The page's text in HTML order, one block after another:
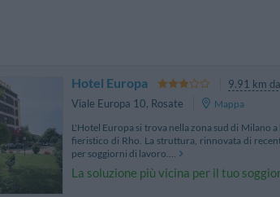
Hotel Europa
9.91 km
Viale Europa 10, Rosate
Mappa
L'Hotel Europa si trova nella zona sud di Milano
fieristico di Rho. La struttura, rinnovata di
per soggiorni di lavoro....
La soluzione più vicina per il tuo